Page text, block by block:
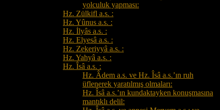
yolculuk yapması:
Hz. Zülkifl a.s. :
Hz. Yûnus a.s. :
Hz. İlyâs a.s. :
Hz. Elyesâ a.s. :
Hz. Zekeriyyâ a.s. :
Hz. Yahyâ a.s. :
Hz. Îsâ a.s. :
Hz. Âdem a.s. ve Hz. Îsâ a.s.’ın ruh
üflenerek yaratılmış olmaları:
Hz. Îsâ a.s.’ın kundaktayken konuşmasına
mantıklı delil: